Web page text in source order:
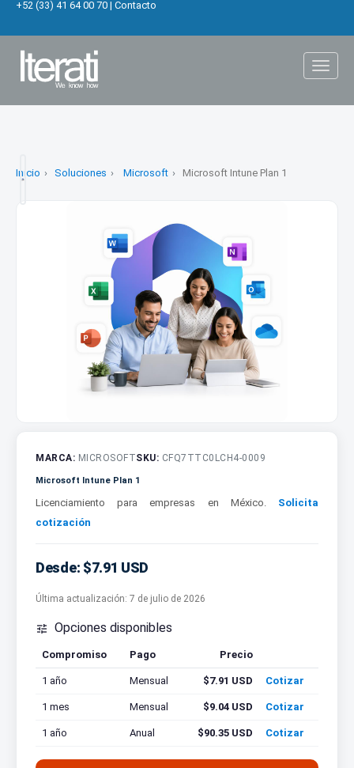
+52 (33) 41 64 00 70 | Contacto
Inicio Soluciones Microsoft Microsoft Intune Plan 1
MARCA: MICROSOFTSKU: CFQ7TTC0LCH4-0009
Microsoft Intune Plan 1
Licenciamiento para empresas en México. Solicita
cotización
Desde: $7.91 USD
Última actualización: 7 de julio de 2026
 Opciones disponibles
Compromiso Pago Precio
1 año
Mensual $7.91 USD Cotizar
1 mes Mensual $9.04 USD Cotizar
1 año Anual $90.35 USD Cotizar